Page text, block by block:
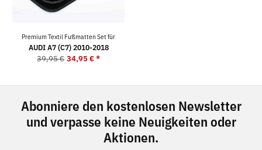
Premium Textil Fußmatten Set für
AUDI A7 (C7) 2010-2018
39,95 € 34,95 €*
Abonniere den kostenlosen Newsletter
und verpasse keine Neuigkeiten oder
Aktionen.